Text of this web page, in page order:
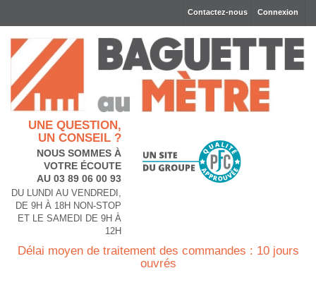
Connexion
Contactez-nous
UNE QUESTION,
UN CONSEIL ?
NOUS SOMMES À
VOTRE ÉCOUTE
AU 03 89 06 00 93
DU LUNDI AU VENDREDI,
DE 9H À 18H NON-STOP
ET LE SAMEDI DE 9H À
12H
Délai moyen de traitement des commandes : 10 jours
ouvrés